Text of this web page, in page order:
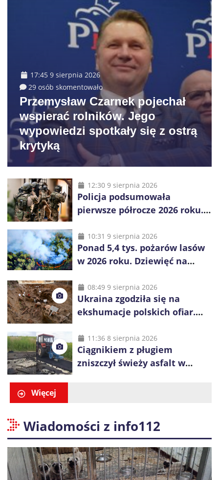
17:45 9 sierpnia 2026
29 osób skomentowało
Przemysław Czarnek pojechał
wspierać rolników. Jego
wypowiedzi spotkały się z ostrą
krytyką
12:30 9 sierpnia 2026
Policja podsumowała
pierwsze półrocze 2026 roku.
zabezpieczonych narkotyków
10:31 9 sierpnia 2026
Ponad 5,4 tys. pożarów lasów
w 2026 roku. Dziewięć na
08:49 9 sierpnia 2026
Ukraina zgodziła się na
ekshumacje polskich ofiar.
i Ugły
11:36 8 sierpnia 2026
Ciągnikiem z pługiem
zniszczył świeży asfalt w
Więcej
Wiadomości z info112